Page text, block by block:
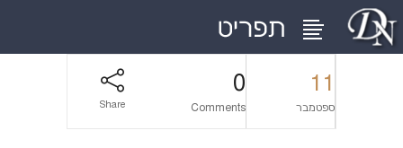
11
ספטמבר
0
Comments
Share